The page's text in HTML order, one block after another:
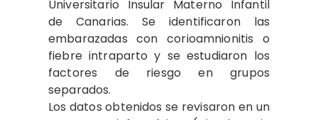
Universitario Insular Materno Infantil
de Canarias. Se identificaron las
embarazadas con corioamnionitis o
fiebre intraparto y se estudiaron los
factores de riesgo en grupos
separados.
Los datos obtenidos se revisaron en un